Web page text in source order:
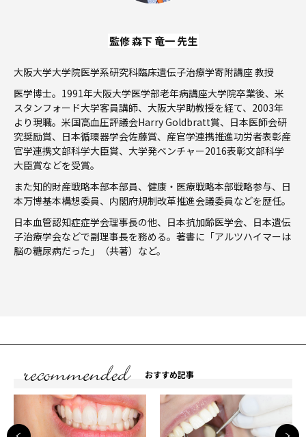
監修 森下 竜一 先生
大阪大学大学院医学系研究科臨床遺伝子治療学寄附講座 教授
医学博士。1991年大阪大学医学部老年病講座大学院卒業後、米
スタンフォード大学客員講師、大阪大学助教授を経て、2003年
より現職。米国高血圧評議会Harry Goldbratt賞、日本医師会研
究奨励賞、日本循環器学会佐藤賞、産官学連携推進功労者表彰産
官学連携文部科学大臣賞、大学発ベンチャー2016表彰文部科学
大臣賞などを受賞。
また知的財産戦略本部本部員、健康・医療戦略本部戦略参与、日
本万博基本構想委員、内閣府規制改革推進会議委員などを歴任。
日本血管認知症症学会理事長の他、日本抗加齢医学会、日本遺伝
子治療学会などで副理事長を務める。著書に「アルツハイマーは
脳の糖尿病だった」（共著）など。
おすすめ記事